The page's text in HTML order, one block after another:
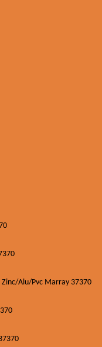
Alu/Pvc Marray 37370